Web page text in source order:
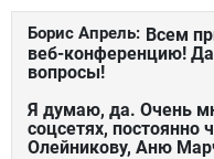
Борис Апрель: Всем
веб-конференцию!
вопросы!
Я думаю, да. Очень
соцсетях, постоянно
Олейникову, Аню